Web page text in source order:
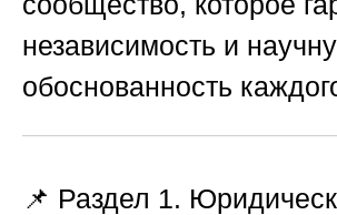
независимость и
обоснованность
📌 Раздел 1.